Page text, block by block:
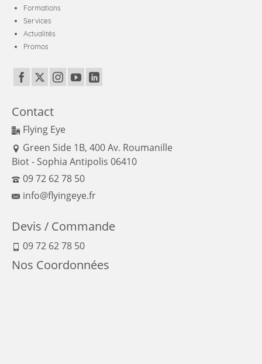
Formations
Services
Actualités
Promos
Contact
Flying Eye
Green Side 1B, 400 Av. Roumanille
Biot - Sophia Antipolis 06410
09 72 62 78 50
info@flyingeye.fr
Devis / Commande
09 72 62 78 50
Nos Coordonnées